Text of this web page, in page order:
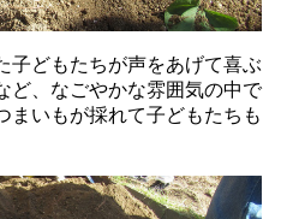
子どもたちが声をあげて喜ぶ
ど、なごやかな雰囲気の中で
まいもが採れて子どもたちも